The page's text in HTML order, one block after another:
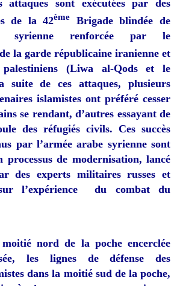
attaques sont exécutées par des
de la 42ème
Brigade blindée de
syrienne renforcée par le
la garde républicaine iranienne et
(Liwa al-Qods et le
suite de ces attaques, plusieurs
islamistes ont préféré cesser
se rendant, d’autres essayant de
des réfugiés civils. Ces succès
par l’armée arabe syrienne sont
processus de modernisation, lancé
des experts militaires russes et
l’expérience du combat du
nord de la poche encerclée
les lignes de défense des
dans la moitié sud de la poche,